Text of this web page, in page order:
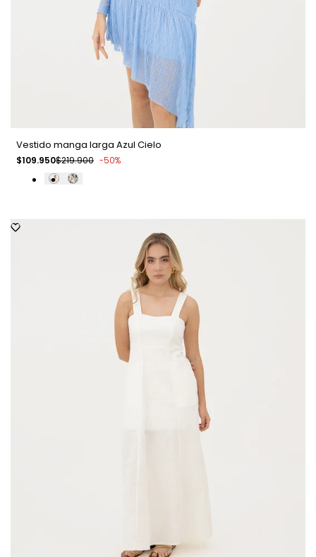
Vestido manga larga Azul Cielo
Precio
$219.900
Precio
venta
$109.950 -50%